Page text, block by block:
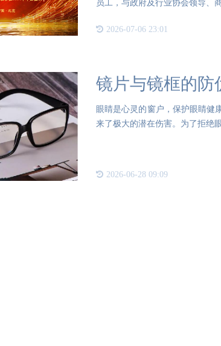
员工，与政府及行业协会领导、
2026-07-06 23:01
镜片与镜框的防
眼睛是心灵的窗户，保护眼睛健
来了极大的潜在伤害。为了拒绝
2026-06-28 09:09